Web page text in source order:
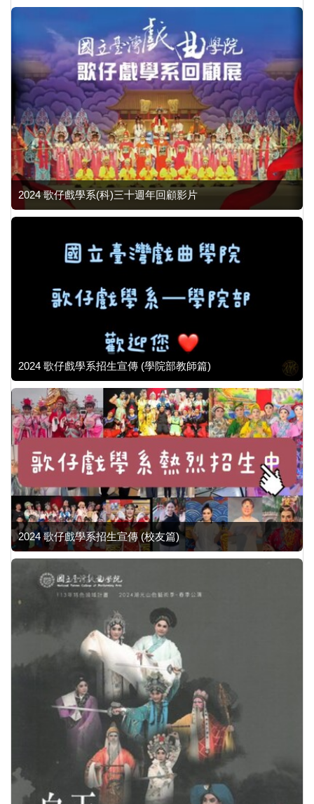
2024 歌仔戲學系(科)三十週年回顧影片
2024 歌仔戲學系招生宣傳 (學院部教師篇)
2024 歌仔戲學系招生宣傳 (校友篇)